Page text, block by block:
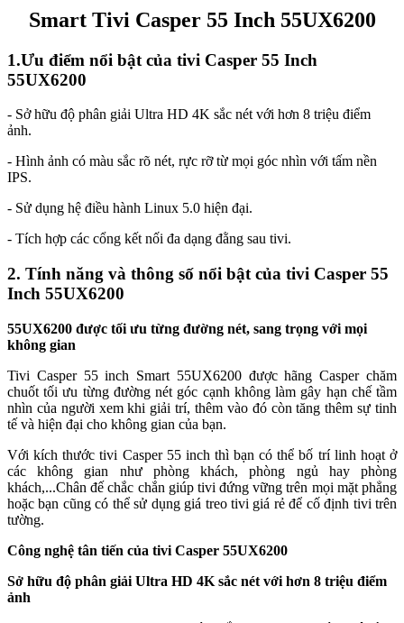
Smart Tivi Casper 55 Inch 55UX6200
1.Ưu điểm nổi bật của tivi Casper 55 Inch
55UX6200
- Sở hữu độ phân giải Ultra HD 4K sắc nét với hơn 8 triệu điểm
ảnh.
- Hình ảnh có màu sắc rõ nét, rực rỡ từ mọi góc nhìn với tấm nền
IPS.
- Sử dụng hệ điều hành Linux 5.0 hiện đại.
- Tích hợp các cổng kết nối đa dạng đằng sau tivi.
2. Tính năng và thông số nổi bật của tivi Casper 55
Inch 55UX6200
55UX6200 được tối ưu từng đường nét, sang trọng với mọi
không gian
Tivi Casper 55 inch Smart 55UX6200 được hãng Casper chăm
chuốt tối ưu từng đường nét góc cạnh không làm gây hạn chế tầm
nhìn của người xem khi giải trí, thêm vào đó còn tăng thêm sự tinh
tế và hiện đại cho không gian của bạn.
Với kích thước tivi Casper 55 inch thì bạn có thể bố trí linh hoạt ở
các không gian như phòng khách, phòng ngủ hay phòng
khách,...Chân đế chắc chắn giúp tivi đứng vững trên mọi mặt phẳng
hoặc bạn cũng có thể sử dụng giá treo tivi giá rẻ để cố định tivi trên
tường.
Công nghệ tân tiến của tivi Casper 55UX6200
Sở hữu độ phân giải Ultra HD 4K sắc nét với hơn 8 triệu điểm
ảnh